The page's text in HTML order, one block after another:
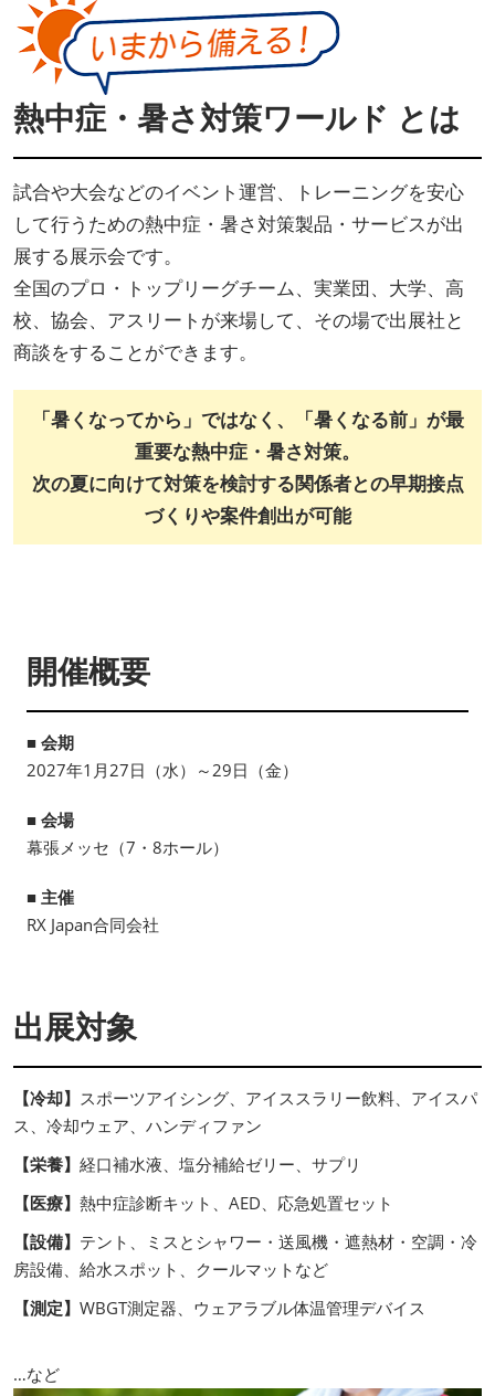
熱中症・暑さ対策ワールド とは
試合や大会などのイベント運営、トレーニングを安心
して行うための熱中症・暑さ対策製品・サービスが出
展する展示会です。
全国のプロ・トップリーグチーム、実業団、大学、高
校、協会、アスリートが来場して、その場で出展社と
商談をすることができます。
「暑くなってから」ではなく、「暑くなる前」が最
重要な熱中症・暑さ対策。
次の夏に向けて対策を検討する関係者との早期接点
づくりや案件創出が可能
開催概要
■ 会期
2027年1月27日（水）～29日（金）
■ 会場
幕張メッセ（7・8ホール）
■ 主催
RX Japan合同会社
出展対象
【冷却】 スポーツアイシング、アイススラリー飲料、アイスパ
ス、冷却ウェア、ハンディファン
【栄養】 経口補水液、塩分補給ゼリー、サプリ
【医療】 熱中症診断キット、AED、応急処置セット
【設備】 テント、ミスとシャワー・送風機・遮熱材・空調・冷
房設備、給水スポット、クールマットなど
【測定】 WBGT測定器、ウェアラブル体温管理デバイス
…など